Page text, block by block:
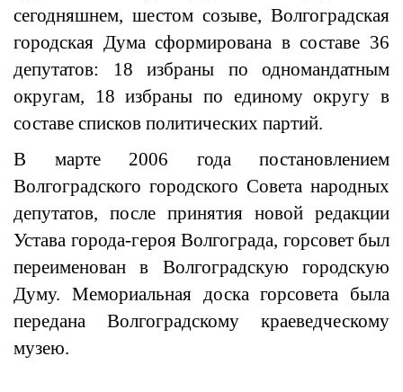
сегодняшнем, шестом созыве, Волгоградская
городская Дума сформирована в составе 36
депутатов: 18 избраны по одномандатным
округам, 18 избраны по единому округу в
составе списков политических партий.
В марте 2006 года постановлением
Волгоградского городского Совета народных
депутатов, после принятия новой редакции
Устава города-героя Волгограда, горсовет был
переименован в Волгоградскую городскую
Думу. Мемориальная доска горсовета была
передана Волгоградскому краеведческому
музею.